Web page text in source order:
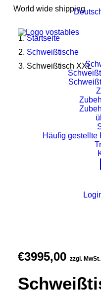
World wide shipping
Häufig gestellte
Startseite
Schweißtische
Schweißtisch XXL
€3995,00 zzgl. MwSt.